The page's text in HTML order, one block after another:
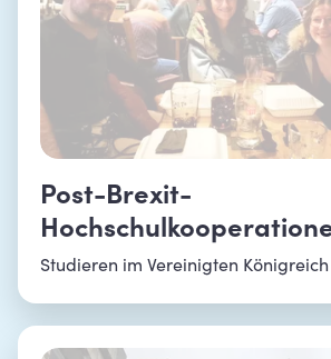
Post-Brexit-
Studieren im Vereinigten Königreich